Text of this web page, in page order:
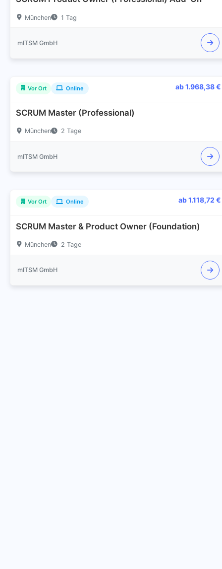
München 1 Tag
mITSM GmbH
Vor Ort Online ab 1.968,38 €
SCRUM Master (Professional)
München 2 Tage
mITSM GmbH
Vor Ort Online ab 1.118,72 €
SCRUM Master & Product Owner (Foundation)
München 2 Tage
mITSM GmbH